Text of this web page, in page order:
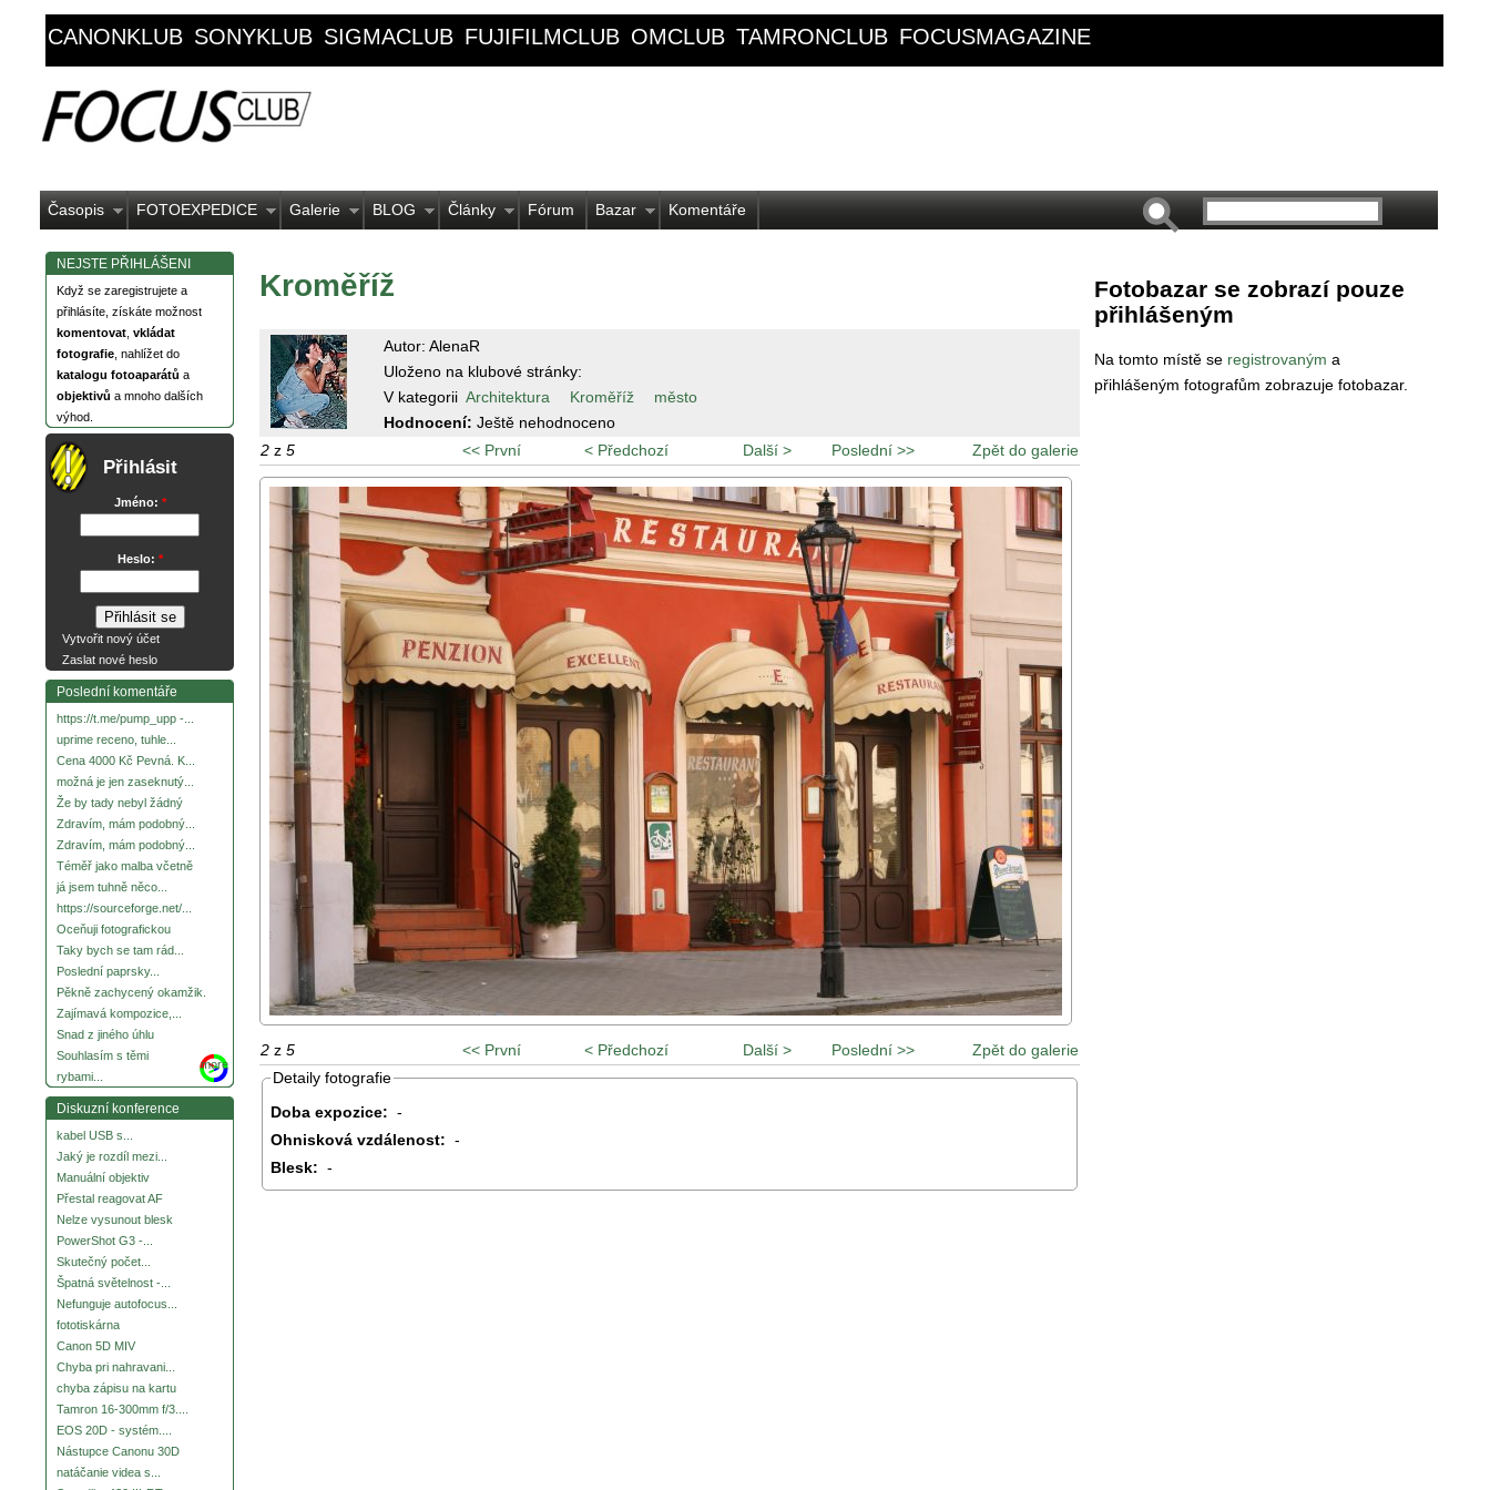
CANONKLUB SONYKLUB SIGMACLUB FUJIFILMCLUB OMCLUB TAMRONCLUB FOCUSMAGAZINE
Časopis FOTOEXPEDICE Galerie BLOG Články Fórum Bazar Komentáře
NEJSTE PŘIHLÁŠENI
Když se zaregistrujete a
přihlásíte, získáte možnost
komentovat vkládat
fotografie , nahlížet do
katalogu fotoaparátů a
objektivů a mnoho dalších
výhod.
Přihlásit
Jméno: *
Heslo: *
Vytvořit nový účet
Zaslat nové heslo
Poslední komentáře
https://t.me/pump_upp -...
uprime receno, tuhle...
Cena 4000 Kč Pevná. K...
možná je jen zaseknutý...
Že by tady nebyl žádný
Zdravím, mám podobný...
Zdravím, mám podobný...
Téměř jako malba včetně
já jsem tuhně něco...
https://sourceforge.net/...
Oceňuji fotografickou
Taky bych se tam rád...
Poslední paprsky...
Pěkně zachycený okamžik.
Zajímavá kompozice,...
Snad z jiného úhlu
Souhlasím s těmi
rybami...
more
Diskuzní konference
kabel USB s...
Jaký je rozdíl mezi...
Manuální objektiv
Přestal reagovat AF
Nelze vysunout blesk
PowerShot G3 -...
Skutečný počet...
Špatná světelnost -...
Nefunguje autofocus...
fototiskárna
Canon 5D MIV
Chyba pri nahravani...
chyba zápisu na kartu
Tamron 16-300mm f/3....
EOS 20D - systém....
Nástupce Canonu 30D
natáčanie videa s...
Kroměříž
Autor: AlenaR
Uloženo na klubové stránky:
V kategorii Architektura Kroměříž
město
Hodnocení: Ještě nehodnoceno
2 z 5 << První < Předchozí Další > Poslední >> Zpět do galerie
2 z 5 << První < Předchozí Další > Poslední >>
Zpět do galerie
Detaily fotografie
Doba expozice: -
Ohnisková vzdálenost: -
Blesk: -
Fotobazar se zobrazí pouze
přihlášeným
Na tomto místě se registrovaným a
přihlášeným fotografům zobrazuje fotobazar.